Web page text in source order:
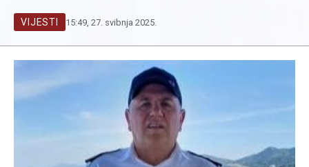
VIJESTI 15:49, 27. svibnja 2025.